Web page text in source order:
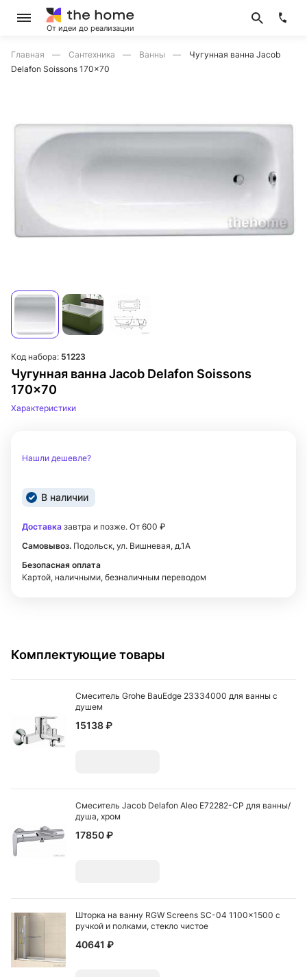
От идеи до реализации
Главная Сантехника Ванны
Чугунная ванна Jacob
Delafon Soissons 170x70
Чугунная ванна Jacob Delafon Soissons
170x70
Код набора: 51223
Характеристики
Нашли дешевле?
В наличии
Доставка завтра и позже. От 600 ₽
Самовывоз. Подольск, ул. Вишневая, д.1А
Безопасная оплата
Картой, наличными, безналичным переводом
Комплектующие товары
Смеситель Grohe BauEdge 23334000 для ванны с
душем
15138 ₽
Смеситель Jacob Delafon Aleo E72282-CP для ванны/
душа, хром
17850 ₽
Шторка на ванну RGW Screens SC-04 1100x1500 с
ручкой и полками, стекло чистое
40641 ₽